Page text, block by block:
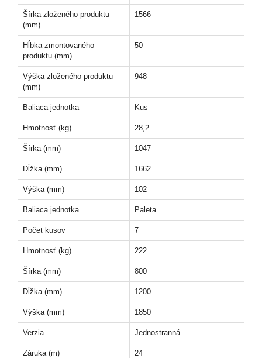
Šírka zloženého produktu
(mm)
1566
Hĺbka zmontovaného
produktu (mm)
50
Výška zloženého produktu
(mm)
948
Baliaca jednotka Kus
Hmotnosť (kg) 28,2
Šírka (mm) 1047
Dĺžka (mm) 1662
Výška (mm) 102
Baliaca jednotka Paleta
Počet kusov 7
Hmotnosť (kg) 222
Šírka (mm) 800
Dĺžka (mm) 1200
Výška (mm) 1850
Verzia Jednostranná
Záruka (m) 24